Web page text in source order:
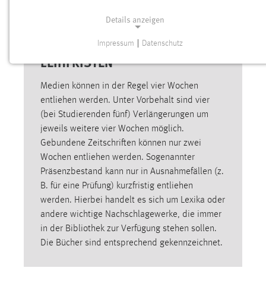
LEIHFRISTEN
Medien können in der Regel vier Wochen
entliehen werden. Unter Vorbehalt sind vier
(bei Studierenden fünf) Verlängerungen um
jeweils weitere vier Wochen möglich.
Gebundene Zeitschriften können nur zwei
Wochen entliehen werden. Sogenannter
Präsenzbestand kann nur in Ausnahmefällen (z.
B. für eine Prüfung) kurzfristig entliehen
werden. Hierbei handelt es sich um Lexika oder
andere wichtige Nachschlagewerke, die immer
in der Bibliothek zur Verfügung stehen sollen.
Die Bücher sind entsprechend gekennzeichnet.
Details anzeigen
Funktionen und sind für die einwandfreie Funktion der
Website erforderlich.
Einverständnis
Name:
cookie_consent
Zweck:
Dieser Cookie speichert die ausgewählten Einverständnis-
Optionen des Benutzers
Cookie Laufzeit:
Impressum Datenschutz